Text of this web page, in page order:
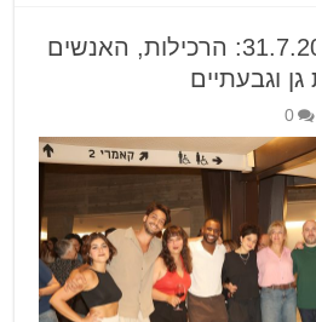
פותחים סופ"ש 31.7.2026: הרכילות, האנשים
וגבעתיים
0